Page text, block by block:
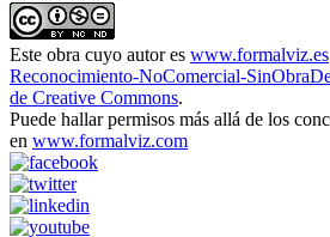
Este obra cuyo autor es www.formalviz.es
Reconocimiento-NoComercial-
de Creative Commons.
Puede hallar permisos más allá de los
en www.formalviz.com